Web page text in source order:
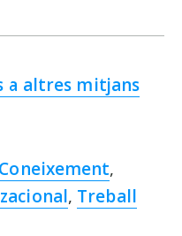
a altres mitjans
Coneixement,
, Treball